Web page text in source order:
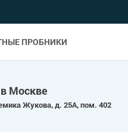
ПРОБНИКИ
Москве
Жукова, д. 25А, пом. 402